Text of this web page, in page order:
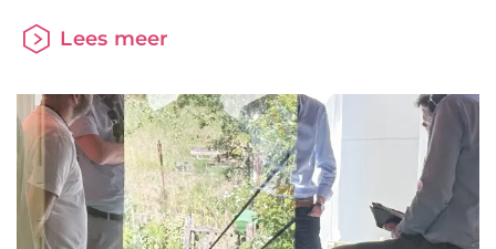
Datakeeper app brondata te delen met de partij
Geldverstrekkers en Advies/CRM pakketten
kunnen Datakeeper nu toevoegen, zodat ze via
Datakeeper gegevens bij de klant op kunnen
vragen. Via de nieuwe bronberichten van
Lees meer